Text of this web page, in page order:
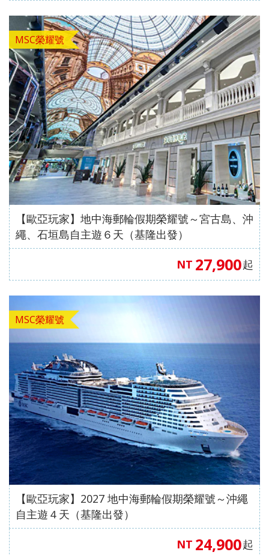
機加
酒
【來去
沖繩】
沖繩機
加酒、
四日 (
市區酒
店含早
餐 ) 2
人成行
【來去
沖繩】
沖繩機
加酒、
四日 (
市區酒
店含早
餐、2
人成行
) 【星
宇&虎
航、台
中出
發】
【沖繩
輕旅】
沖繩機
加酒の
行四日
( 含小
費、接
1午1晚
餐+2天
行程 )
6人成
行
【嗨玩
超值沖
繩】系
滿漁市
場、波
之上神
宮、美
半自由
行四天
（晚去
晚回、
含機上
餐 )
【星宇
航空、
台中出
發】
【四國
歐嗨
戶潮音
四國小
豆島～
道後古
車採果
【長榮
航空，
桃園/
愛媛】
體驗
+塗鴉
秀、韓
式下午
茶五天
（升等
３晚五
花酒
店）
《不走
人蔘
+保肝
店》
【真航
空、台
園、長
腳蟹吃
到飽五
天（五
花麗水
酒店１
晚+釜
山五花
酒店２
晚）
《不走
人蔘、
保肝》
【德威
航空、
（升等
２晚五
花酒
店）
《不走
人蔘
+保
肝》
【德威
航空、
高雄飛
濟州】
服體驗
+韓式
下午茶
六天
《不走
人蔘保
肝》
（再升
等１晚
五花酒
店）
【星宇
航空、
台中直
飛】
服體驗
+韓式
下午茶
五天
（升等
１晚五
花酒
店）
《不走
人蔘、
保肝》
【星宇
航空、
桃園直
【遊遍
中國自
由行】
重慶張
家界～
鳳凰古
城、張
區、袁
家界景
區、濯
水古
鎮、輕
軌體驗
八日
（無購
物、無
自費）
【澳門
航空、
台中出
發】
#台中
直飛成
都【遇
見中國
自由
行】童
話九寨
貓基
地、五
彩黃
龍、寬
窄巷
子、船
遊樂山
大佛八
天《無
購物無
自費、
升等三
排椅》
【長龍
航空、
台中直
飛成
#台中
直飛成
都【遊
遍中國
自由
行】成
都樂山
都江堰
水利工
程、中
城、牟
尼溝、
九寨
溝、黃
龍、熊
貓基地
風情八
天（
動車版
）【東
方航
空、台
中直飛
【遊遍
中國自
由行】
重慶南
川～天
生三
橋、烏
江畫
廊、武
陵山大
樓、重
慶枇杷
園半山
火鍋八
日（無
購物、
無自
費）
【澳門
航空、
台中出
【遊遍
中國自
由行】
重慶武
隆、天
橋、湖
北恩施
大峽
谷、三
購物、
【澳門
航空、
台中出
發】
宴、無
購物、
無自理
餐、
VIP通
關）6
人成行
【越捷
航空、
台中直
飛】
橋纜車
來回、
會安古
鎮．世
界文化
遺產、
迦南島
竹桶
船、網
紅下午
茶五天
（全程
入住當
地四星
酒店）
桃園出
賓航
空、2
人成
行】
蒂斯郵
輪男模
秀、希
爾頓下
午茶、
綠山國
家公
園、東
芭樂
園）
【星宇
航空、
桃園出
發】
纜車來
回、迦
南島竹
桶船、
魅力峴
港秀
會、會
安燈籠
古鎮五
天（入
住巴拿
山法式
城堡酒
店+3晚
星酒
店）
羅浮
宮、特
色三遊
船、絕
美羊角
村、運
河風車
城８日
美西９
日～優
勝美
地、大
峽谷國
家公
園、羚
羊峽
谷、環
球影城
（舊金
山進／
洛杉磯
出）
三小國
（立陶
宛、拉
脫維
亞、愛
沙尼
亞）１
０天
美西９
日～錫
安、布
萊斯、
優勝美
地、大
峽谷國
家公
園、羚
羊峽谷
（洛杉
磯進／
舊金山
出）
士山、
德國童
話城
堡、黃
金景觀
快線、
世界遺
產旅行
１０日
MSC榮耀號
【歐亞玩家】地中海郵輪假期榮耀號～宮古島、沖
繩、石垣島自主遊６天（基隆出發）
NT 27,900起
MSC榮耀號
【歐亞玩家】2027 地中海郵輪假期榮耀號～沖繩
自主遊４天（基隆出發）
NT 24,900起